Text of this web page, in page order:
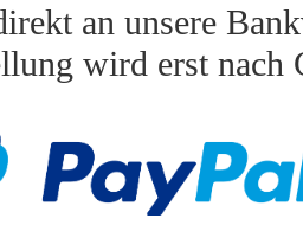
an unsere
wird erst nach